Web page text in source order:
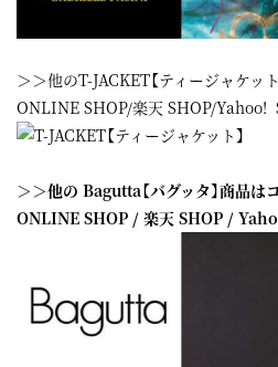
＞＞他のT-JACKET【ティージャケッ
ONLINE SHOP/楽天 SHOP/Yahoo!
＞＞他の Bagutta【バグッタ】商品は
ONLINE SHOP / 楽天 SHOP /